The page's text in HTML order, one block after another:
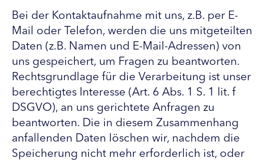
Bei der Kontaktaufnahme mit uns, z.B. per E-
Mail oder Telefon, werden die uns mitgeteilten
Daten (z.B. Namen und E-Mail-Adressen) von
uns gespeichert, um Fragen zu beantworten.
Rechtsgrundlage für die Verarbeitung ist unser
berechtigtes Interesse (Art. 6 Abs. 1 S. 1 lit. f
DSGVO), an uns gerichtete Anfragen zu
beantworten. Die in diesem Zusammenhang
anfallenden Daten löschen wir, nachdem die
Speicherung nicht mehr erforderlich ist, oder